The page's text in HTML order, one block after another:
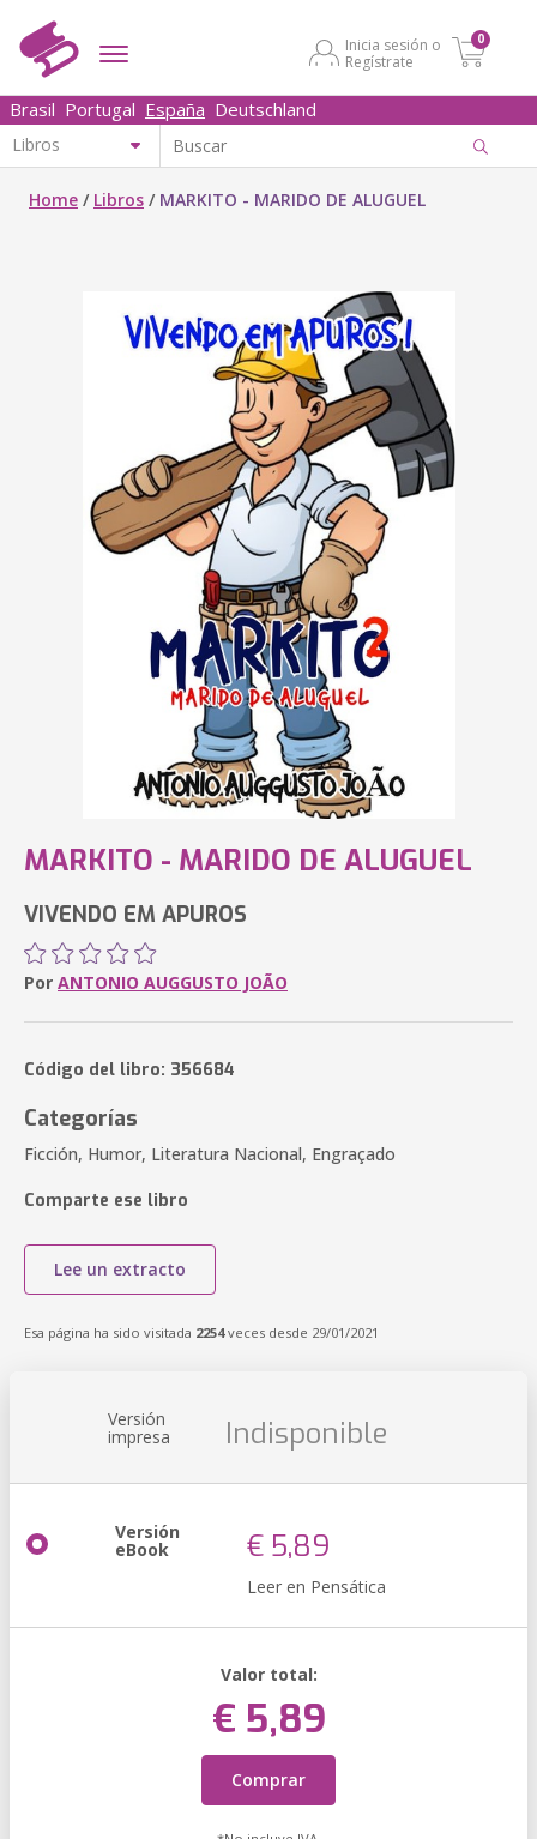
Inicia sesión o
Regístrate
0
Brasil Portugal España Deutschland
Home / Libros / MARKITO - MARIDO DE ALUGUEL
MARKITO - MARIDO DE ALUGUEL
VIVENDO EM APUROS
Por ANTONIO AUGGUSTO JOÃO
Código del libro: 356684
Categorías
Ficción, Humor, Literatura Nacional, Engraçado
Comparte ese libro
Lee un extracto
Esa página ha sido visitada 2254veces desde 29/01/2021
Versión
impresa Indisponible
Versión
eBook € 5,89
Leer en Pensática
Valor total:
€ 5,89
Comprar